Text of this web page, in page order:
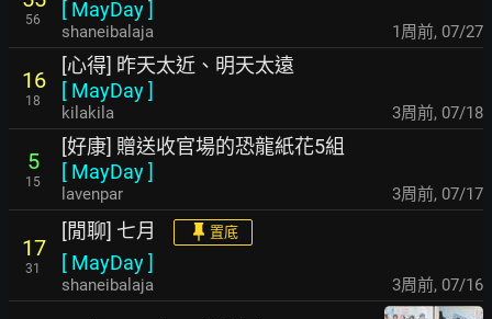
56
[ MayDay]
shaneibalaja 1周前, 07/27
16
18
[心得] 昨天太近、明天太遠
[ MayDay]
kilakila 3周前, 07/18
5
15
[好康] 贈送收官場的恐龍紙花5組
[ MayDay]
lavenpar 3周前, 07/17
17
31
[閒聊] 七月 置底
[ MayDay]
shaneibalaja 3周前, 07/16